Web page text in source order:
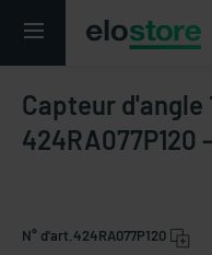
Capteur d'angle
424RA077P120
N° d'art. 424RA077P120